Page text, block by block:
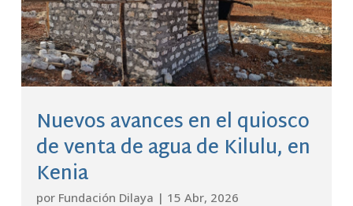
Nuevos avances en el quiosco
de venta de agua de Kilulu, en
Kenia
por Fundación Dilaya | 15 Abr, 2026